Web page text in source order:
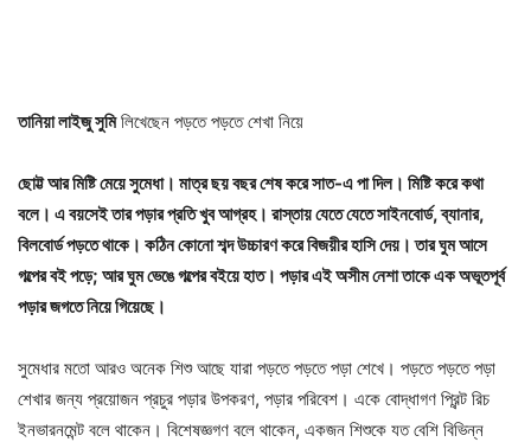
তানিয়া লাইজু সুমিলিখেছেন পড়তে পড়তে শেখা নিয়ে
ছোট্ট আর মিষ্টি মেয়ে সুমেধা। মাত্র ছয় বছর শেষ করে সাত-এ পা দিল। মিষ্টি করে কথা
বলে। এ বয়সেই তার পড়ার প্রতি খুব আগ্রহ। রাস্তায় যেতে যেতে সাইনবোর্ড, ব্যানার,
বিলবোর্ড পড়তে থাকে। কঠিন কোনো শব্দ উচ্চারণ করে বিজয়ীর হাসি দেয়। তার ঘুম আসে
গল্পের বই পড়ে; আর ঘুম ভেঙে গল্পের বইয়ে হাত। পড়ার এই অসীম নেশা তাকে এক অভূতপূর্ব
পড়ার জগতে নিয়ে গিয়েছে।
সুমেধার মতো আরও অনেক শিশু আছে যারা পড়তে পড়তে পড়া শেখে। পড়তে পড়তে পড়া
শেখার জন্য প্রয়োজন প্রচুর পড়ার উপকরণ, পড়ার পরিবেশ। একে বোদ্ধাগণ প্রিন্ট রিচ
ইনভারনমেন্ট বলে থাকেন। বিশেষজ্ঞগণ বলে থাকেন, একজন শিশুকে যত বেশি বিভিন্ন